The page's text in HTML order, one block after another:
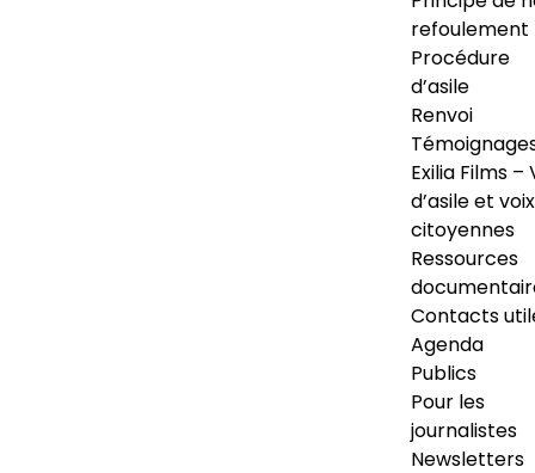
refoulement
Procédure
d’asile
Renvoi
Exilia Films –
d’asile et voix
citoyennes
Ressources
Contacts
Agenda
Publics
Pour les
journalistes
Newsletters